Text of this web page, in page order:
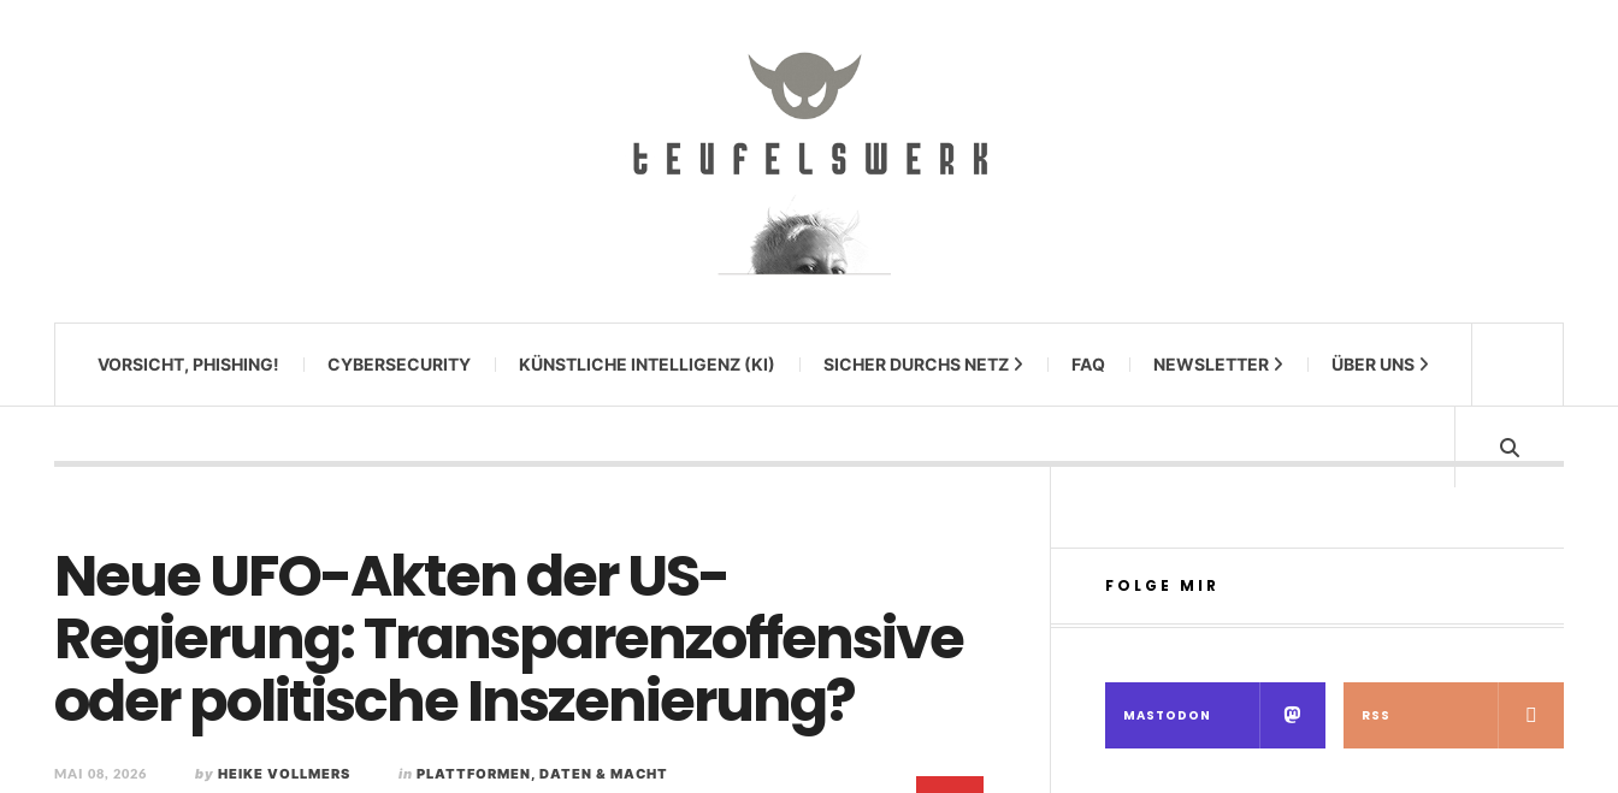
VORSICHT, PHISHING! CYBERSECURITY KÜNSTLICHE INTELLIGENZ (KI) SICHER DURCHS NETZ FAQ NEWSLETTER ÜBER UNS
Neue UFO-Akten der US-
Regierung: Transparenzoffensive
oder politische Inszenierung?
MAI 08, 2026 by HEIKE VOLLMERS in PLATTFORMEN, DATEN & MACHT
FOLGE MIR
MASTODON RSS